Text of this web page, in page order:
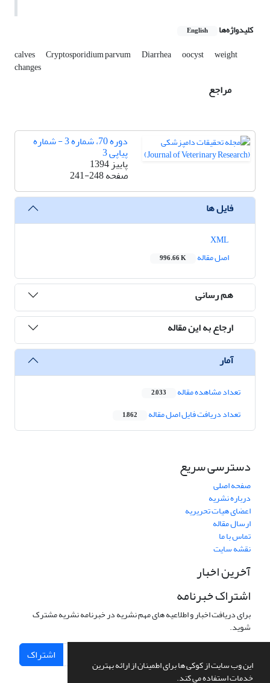
این وب سایت از کوکی ها برای اطمینان از ارائه بهترین
خدمات استفاده می کند.
کلیدواژه‌ها English
calves Cryptosporidium parvum Diarrhea oocyst weight
changes
مراجع
دوره 70، شماره 3 - شماره
پیاپی 3
پاییز 1394
صفحه241-248
فایل ها
اصل مقاله
996.66 K
هم رسانی
ارجاع به این مقاله
آمار
تعداد مشاهده مقاله 2,033
تعداد دریافت فایل اصل مقاله 1,862
دسترسی سریع
صفحه اصلی
درباره نشریه
اعضای هیات تحریریه
ارسال مقاله
تماس با ما
نقشه سایت
آخرین اخبار
اشتراک خبرنامه
برای دریافت اخبار و اطلاعیه های مهم نشریه در خبرنامه نشریه مشترک
شوید.
اشتراک